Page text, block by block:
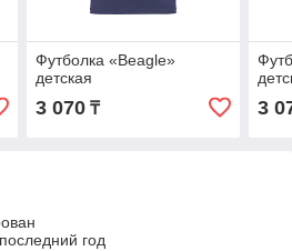
Футболка «Beagle»
детская
3 070₸ 3
год